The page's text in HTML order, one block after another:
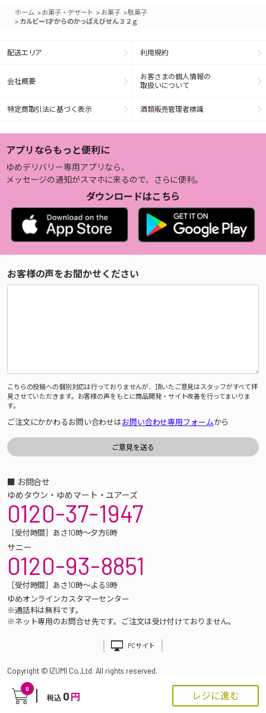
0
税込 0 円 レジに進む
ホーム >お菓子・デザート > お菓子 >駄菓子
> カルビー1才からのかっぱえびせん３２ｇ
配送エリア 利用規約
会社概要
お客さまの個人情報の
取扱いについて
特定商取引法に基づく表示 酒類販売管理者標識
アプリならもっと便利に
ゆめデリバリー専用アプリなら、
メッセージの通知がスマホに来るので、さらに便利。
ダウンロードはこちら
お客様の声をお聞かせください
こちらの投稿への個別対応は行っておりませんが、頂いたご意見はスタッフがすべて拝
見させていただきます。お客様の声をもとに商品開発・サイト改善を行ってまいりま
す。
ご注文にかかわるお問い合わせはお問い合わせ専用フォームから
■ お問合せ
ゆめタウン・ゆめマート・ユアーズ
0120-37-1947
［受付時間］あさ10時～夕方6時
サニー
0120-93-8851
［受付時間］あさ10時～よる9時
ゆめオンラインカスタマーセンター
※通話料は無料です。
※ネット専用のお問合せ先です。ご注文は受け付けておりません。
PCサイト
Copyright © IZUMI Co.,Ltd. All rights reserved.